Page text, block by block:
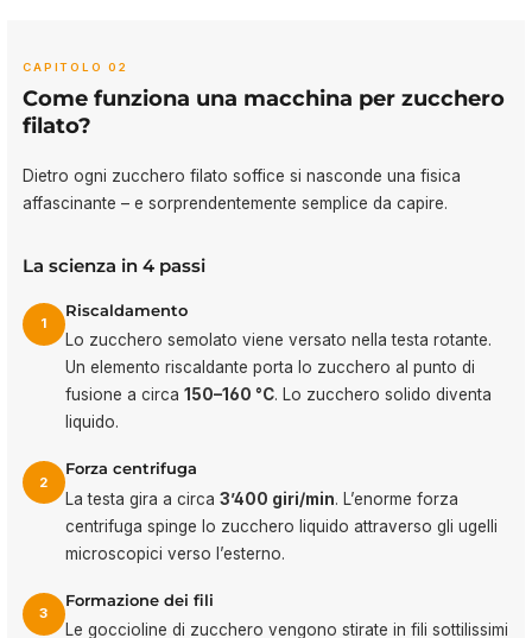
CAPITOLO 02
Come funziona una macchina per zucchero
filato?
Dietro ogni zucchero filato soffice si nasconde una fisica
affascinante – e sorprendentemente semplice da capire.
La scienza in 4 passi
1
Riscaldamento
Lo zucchero semolato viene versato nella testa rotante.
Un elemento riscaldante porta lo zucchero al punto di
fusione a circa 150–160 °C. Lo zucchero solido diventa
liquido.
2
Forza centrifuga
La testa gira a circa 3’400 giri/min. L’enorme forza
centrifuga spinge lo zucchero liquido attraverso gli ugelli
microscopici verso l’esterno.
3
Formazione dei fili
Le goccioline di zucchero vengono stirate in fili sottilissimi